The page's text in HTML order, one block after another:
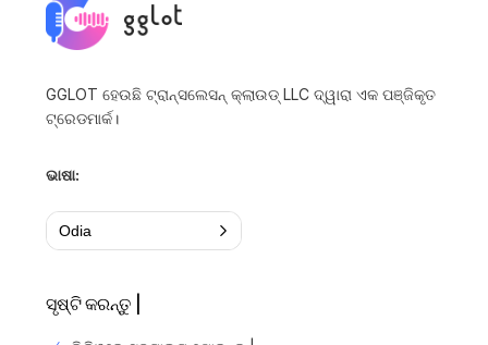
GGLOT ହେଉଛି ଟ୍ରାନ୍ସଲେସନ୍ କ୍ଲାଉଡ୍ LLC ଦ୍ୱାରା ଏକ ପଞ୍ଜିକୃତ
ଟ୍ରେଡମାର୍କ।
ଭାଷା:
Odia
ସୃଷ୍ଟି କରନ୍ତୁ |